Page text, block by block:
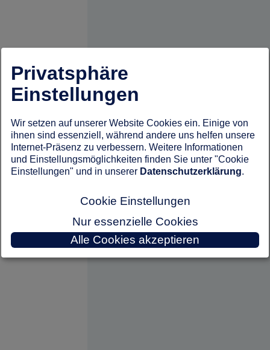
Privatsphäre
Einstellungen
Wir setzen auf unserer Website Cookies ein. Einige von
ihnen sind essenziell, während andere uns helfen unsere
Internet-Präsenz zu verbessern. Weitere Informationen
und Einstellungsmöglichkeiten finden Sie unter "Cookie
Einstellungen" und in unserer Datenschutzerklärung.
Cookie Einstellungen
Nur essenzielle Cookies
Alle Cookies akzeptieren